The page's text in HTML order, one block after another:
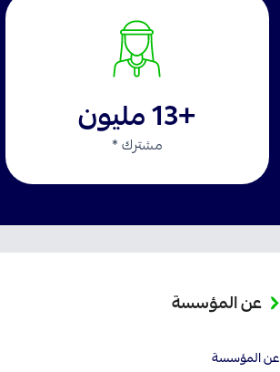
+13 مليون
مشترك *
عن المؤسسة
عن المؤسسة